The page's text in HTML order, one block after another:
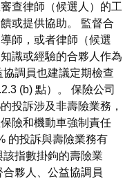
查律師（候選人）的工
或提供協助。 監督合
師，或者律師（候選
識或經驗的合夥人作為
調員也建議定期檢查
(b) 點）。 保險公司
投訴涉及非壽險業務，
險和機動車強制責任
的投訴與壽險業務有
指數掛鉤的壽險業
夥人、公益協調員